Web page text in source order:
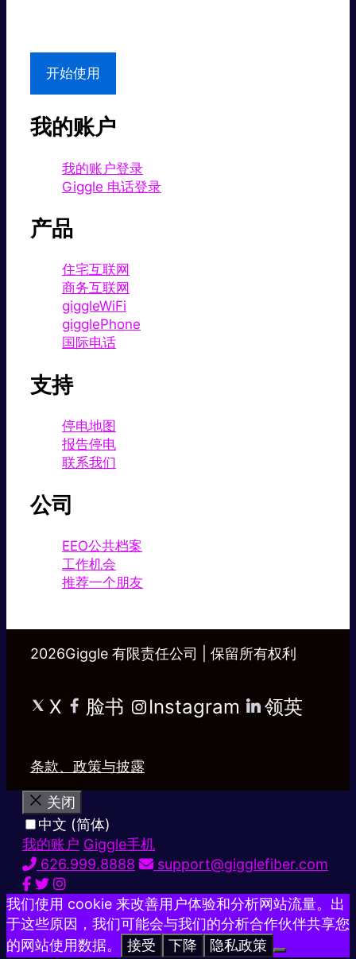
开始使用
我的账户
我的账户登录
Giggle 电话登录
产品
住宅互联网
商务互联网
giggleWiFi
gigglePhone
国际电话
支持
停电地图
报告停电
联系我们
公司
EEO公共档案
工作机会
推荐一个朋友
2026Giggle 有限责任公司 | 保留所有权利
X 脸书 Instagram 领英
条款、政策与披露
关闭
中文 (简体)
我的账户 Giggle手机
626.999.8888
support@gigglefiber.com
我们使用 cookie 来改善用户体验和分析网站流量。出
于这些原因，我们可能会与我们的分析合作伙伴共享您
的网站使用数据。
接受 下降 隐私政策